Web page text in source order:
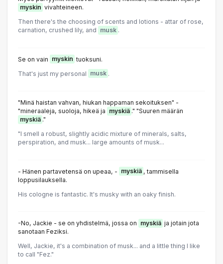
myskin vivahteineen.
Then there's the choosing of scents and lotions - attar of rose,
carnation, crushed lily, and musk .
Se on vain myskin tuoksuni.
That's just my personal musk .
"Minä haistan vahvan, hiukan happaman sekoituksen" -
"mineraaleja, suoloja, hikeä ja myskiä ." "Suuren määrän
myskiä ."
"I smell a robust, slightly acidic mixture of minerals, salts,
perspiration, and musk... large amounts of musk...
- Hänen partavetensä on upeaa, - myskiä , tammisella
loppusilauksella.
His cologne is fantastic. It's musky with an oaky finish.
-No, Jackie - se on yhdistelmä, jossa on myskiä ja jotain jota
sanotaan Feziksi.
Well, Jackie, it's a combination of musk... and a little thing I like
to call "Fez."